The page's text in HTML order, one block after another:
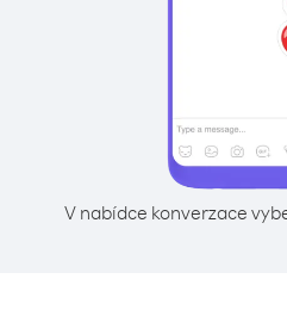
V nabídce konverzace